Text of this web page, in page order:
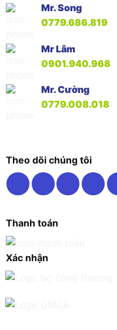
Mr. Song
0779.686.819
Mr Lâm
0901.940.968
Mr. Cường
0779.008.018
Theo dõi chúng tôi
Thanh toán
Xác nhận